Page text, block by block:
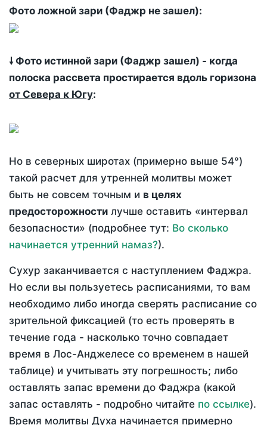
Фото ложной зари (Фаджр не зашел):
🠗 Фото истинной зари (Фаджр зашел) - когда
полоска рассвета простирается вдоль горизона
от Севера к Югу:
Но в северных широтах (примерно выше 54°)
такой расчет для утренней молитвы может
быть не совсем точным и в целях
предосторожности лучше оставить «интервал
безопасности» (подробнее тут: Во сколько
начинается утренний намаз?).
Сухур заканчивается с наступлением Фаджра.
Но если вы пользуетесь расписаниями, то вам
необходимо либо иногда сверять расписание со
зрительной фиксацией (то есть проверять в
течение года - насколько точно совпадает
время в Лос-Анджелесе со временем в нашей
таблице) и учитывать эту погрешность; либо
оставлять запас времени до Фаджра (какой
запас оставлять - подробно читайте по ссылке).
Время молитвы Духа начинается примерно